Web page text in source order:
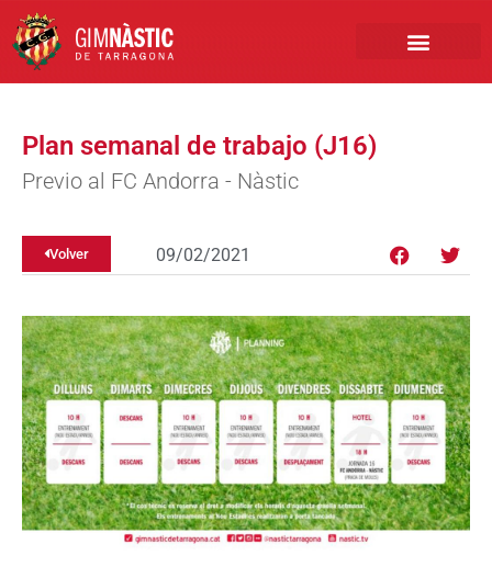
Plan semanal de trabajo (J16)
Previo al FC Andorra - Nàstic
Volver 09/02/2021